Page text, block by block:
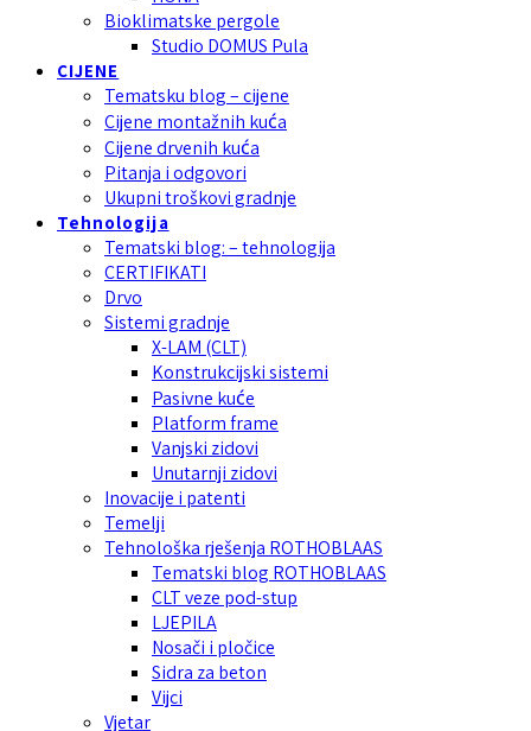
Bioklimatske pergole
Studio DOMUS Pula
CIJENE
Tematsku blog – cijene
Cijene montažnih kuća
Cijene drvenih kuća
Pitanja i odgovori
Ukupni troškovi gradnje
Tehnologija
Tematski blog: – tehnologija
CERTIFIKATI
Drvo
Sistemi gradnje
X-LAM (CLT)
Konstrukcijski sistemi
Pasivne kuće
Platform frame
Vanjski zidovi
Unutarnji zidovi
Inovacije i patenti
Temelji
Tehnološka rješenja ROTHOBLAAS
Tematski blog ROTHOBLAAS
CLT veze pod-stup
LJEPILA
Nosači i pločice
Sidra za beton
Vijci
Vjetar